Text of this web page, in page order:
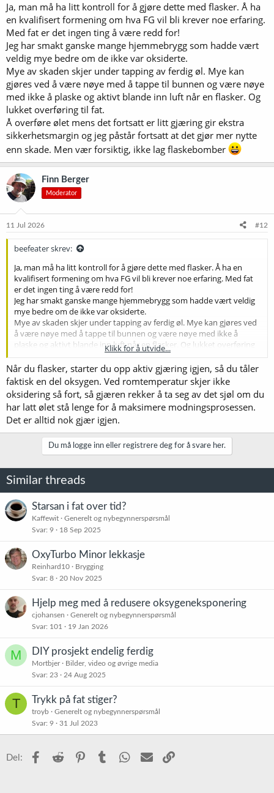
Ja, man må ha litt kontroll for å gjøre dette med flasker. Å ha
en kvalifisert formening om hva FG vil bli krever noe erfaring.
Med fat er det ingen ting å være redd for!
Jeg har smakt ganske mange hjemmebrygg som hadde vært
veldig mye bedre om de ikke var oksiderte.
Mye av skaden skjer under tapping av ferdig øl. Mye kan
gjøres ved å være nøye med å tappe til bunnen og være nøye
med ikke å plaske og aktivt blande inn luft når en flasker. Og
lukket overføring til fat.
Å overføre ølet mens det fortsatt er litt gjæring gir ekstra
sikkerhetsmargin og jeg påstår fortsatt at det gjør mer nytte
enn skade. Men vær forsiktig, ikke lag flaskebomber
Finn Berger
Moderator
11 Jul 2026 #12
beefeater skrev:
Ja, man må ha litt kontroll for å gjøre dette med flasker. Å ha en
kvalifisert formening om hva FG vil bli krever noe erfaring. Med fat
er det ingen ting å være redd for!
Jeg har smakt ganske mange hjemmebrygg som hadde vært veldig
mye bedre om de ikke var oksiderte.
Mye av skaden skjer under tapping av ferdig øl. Mye kan gjøres ved
å være nøye med å tappe til bunnen og være nøye med ikke å
plaske og aktivt blande inn luft når en flasker. Og lukket overføring
Å overføre ølet mens det fortsatt er litt gjæring gir ekstra
sikkerhetsmargin og jeg påstår fortsatt at det gjør mer nytte enn
skade. Men vær forsiktig, ikke lag flaskebomber
Klikk for å utvide...
Når du flasker, starter du opp aktiv gjæring igjen, så du tåler
faktisk en del oksygen. Ved romtemperatur skjer ikke
oksidering så fort, så gjæren rekker å ta seg av det sjøl om du
har latt ølet stå lenge for å maksimere modningsprosessen.
Det er alltid nok gjær igjen.
Du må logge inn eller registrere deg for å svare her.
Similar threads
Starsan i fat over tid?
Kaffewit
Generelt og nybegynnerspørsmål
Svar 9 18 Sep 2025
OxyTurbo Minor lekkasje
Reinhard10
Brygging
Svar 8 20 Nov 2025
Hjelp meg med å redusere oksygeneksponering
cjohansen
Generelt og nybegynnerspørsmål
Svar 101 19 Jan 2026
M DIY prosjekt endelig ferdig
Mortbjer
Bilder, video og øvrige media
Svar 23 24 Aug 2025
T Trykk på fat stiger?
troyb
Generelt og nybegynnerspørsmål
Svar 9 31 Jul 2023
Del: Facebook
Reddit PinterestTumblr WhatsApp
E-post